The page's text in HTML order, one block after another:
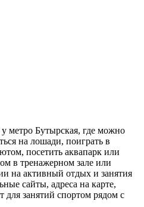
метро Бутырская, где можно
на лошади, поиграть в
посетить аквапарк или
в тренажерном зале или
на активный отдых и занятия
сайты, адреса на карте,
для занятий спортом рядом с